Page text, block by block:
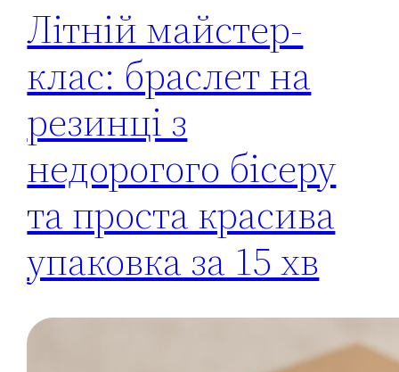
Літній майстер-
клас: браслет на
резинці з
недорогого бісеру
та проста красива
упаковка за 15 хв